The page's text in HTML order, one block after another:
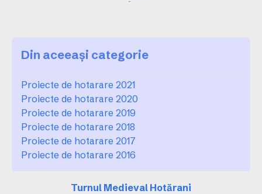
Din aceeași categorie
Proiecte de hotarare 2021
Proiecte de hotarare 2020
Proiecte de hotarare 2019
Proiecte de hotarare 2018
Proiecte de hotarare 2017
Proiecte de hotarare 2016
Turnul Medieval Hotărani